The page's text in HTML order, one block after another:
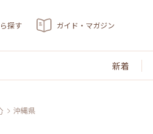
探す ガイド・マガジン
新着
沖縄県